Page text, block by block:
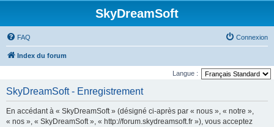
SkyDreamSoft
FAQ Connexion
Index du forum
Langue :
SkyDreamSoft - Enregistrement
En accédant à « SkyDreamSoft » (désigné ci-après par « nous », « notre »,
« nos », « SkyDreamSoft », « http://forum.skydreamsoft.fr »), vous acceptez